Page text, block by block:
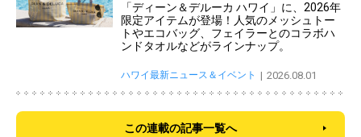
「ディーン＆デルーカ ハワイ」に、2026年
限定アイテムが登場！人気のメッシュトー
トやエコバッグ、フェイラーとのコラボハ
ンドタオルなどがラインナップ。
ハワイ最新ニュース＆イベント 2026.08.01
この連載の記事一覧へ